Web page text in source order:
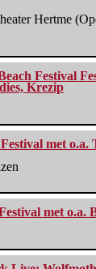
Hertme
Festival
Krezip
met o.a.
met o.a.